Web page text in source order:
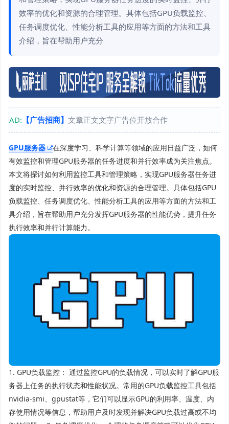
效率的优化和资源的合理管理。具体包括GPU负载监控、
任务调度优化、性能分析工具的应用等方面的方法和工具
介绍，旨在帮助用户充分
AD: 【广告招商】 文章正文文字广告位开放合作
GPU服务器
在深度学习、科学计算等领域的应用日益广泛，如何
有效监控和管理GPU服务器的任务进度和并行效率成为关注焦点。
本文将探讨如何利用监控工具和管理策略，实现GPU服务器任务进
度的实时监控、并行效率的优化和资源的合理管理。具体包括GPU
负载监控、任务调度优化、性能分析工具的应用等方面的方法和工
具介绍，旨在帮助用户充分发挥GPU服务器的性能优势，提升任务
执行效率和并行计算能力。
1. GPU负载监控： 通过监控GPU的负载情况，可以实时了解GPU服
务器上任务的执行状态和性能状况。常用的GPU负载监控工具包括
nvidia-smi、gpustat等，它们可以显示GPU的利用率、温度、内
存使用情况等信息，帮助用户及时发现并解决GPU负载过高或不均